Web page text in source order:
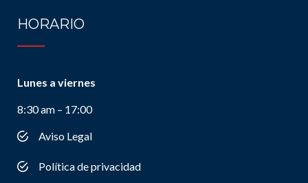
HORARIO
Lunes a viernes
8:30 am – 17:00
Aviso Legal
Política de privacidad